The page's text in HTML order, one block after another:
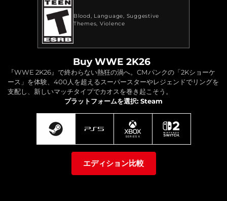
Blood Language Suggestive
Themes Violence
Buy WWE 2K26
『WWE 2K26』で終わらない熱狂の渦へ。CMパンクの「2Kショーケ
ース」を体験、400人を超えるスーパースターやレジェンドでリングを
支配し、新しいマッチタイプでカオスを巻き起こそう。
プラットフォームを選択: Steam
エディション比較